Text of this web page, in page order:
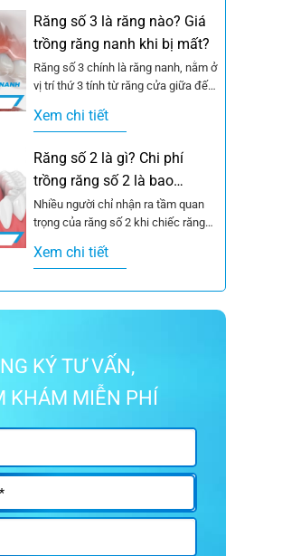
Răng số 3 là răng nào? Giá
trồng răng nanh khi bị mất?
Răng số 3 chính là răng nanh, nằm ở
vị trí thứ 3 tính từ răng cửa giữa đếm
Xem chi tiết
Răng số 2 là gì? Chi phí
trồng răng số 2 là bao
nhiêu?
Nhiều người chỉ nhận ra tầm quan
trọng của răng số 2 khi chiếc răng
Xem chi tiết
KÝ TƯ VẤN,
KHÁM MIỄN PHÍ